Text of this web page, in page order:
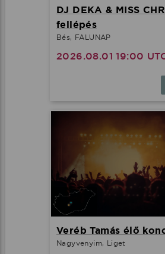
DJ DEKA & MISS
fellépés
Bés, FALUNAP
2026.08.01 19:00
Veréb Tamás élő
Nagyvenyim, Liget